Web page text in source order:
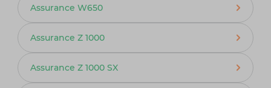
Assurance W650
Assurance Z 1000
Assurance Z 1000 SX